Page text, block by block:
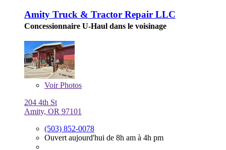
Amity Truck & Tractor Repair LLC
Concessionnaire U-Haul dans le voisinage
VoirPhotos
204 4th St
Amity, OR 97101
(503) 852-0078
Ouvert aujourd'hui de 8h am à 4h pm